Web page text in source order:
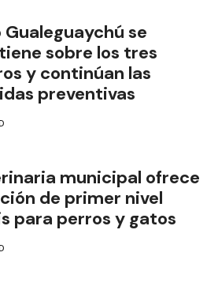
Gualeguaychú se
sobre los tres
y continúan las
preventivas
municipal ofrece
de primer nivel
para perros y gatos